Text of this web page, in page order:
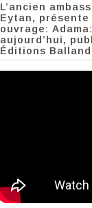
L’ancien
Eytan, présente
ouvrage:
aujourd’hui,
Éditions